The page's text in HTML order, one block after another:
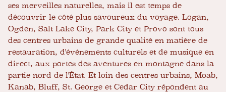
ses merveilles naturelles, mais il est temps de
découvrir le côté plus savoureux du voyage. Logan,
Ogden, Salt Lake City, Park City et Provo sont tous
des centres urbains de grande qualité en matière de
restauration, d'événements culturels et de musique en
direct, aux portes des aventures en montagne dans la
partie nord de l'État. Et loin des centres urbains, Moab,
Kanab, Bluff, St. George et Cedar City répondent au